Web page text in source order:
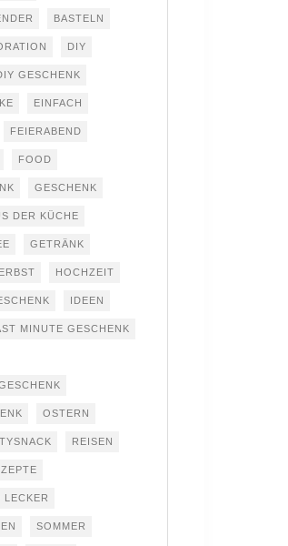
BASTELN
DIY
GESCHENK
EINFACH
FEIERABEND
FOOD
GESCHENK
DER KÜCHE
GETRÄNK
HOCHZEIT
IDEEN
MINUTE GESCHENK
OSTERN
REISEN
LECKER
SOMMER